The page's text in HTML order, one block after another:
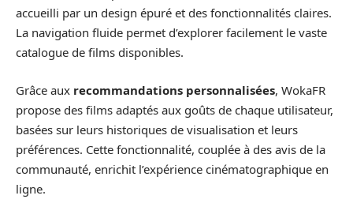
accueilli par un design épuré et des fonctionnalités claires.
La navigation fluide permet d’explorer facilement le vaste
catalogue de films disponibles.
Grâce aux recommandations personnalisées, WokaFR
propose des films adaptés aux goûts de chaque utilisateur,
basées sur leurs historiques de visualisation et leurs
préférences. Cette fonctionnalité, couplée à des avis de la
communauté, enrichit l’expérience cinématographique en
ligne.